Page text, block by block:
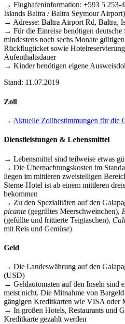
→ Flughafeninformation: +593 5 253-
Islands Baltra / Baltra Seymour Airport)
→ Adresse: Baltra Airport Rd, Baltra,
→ Für die Einreise benötigen deutsche
mindestens noch sechs Monate
Rückflugticket sowie
Aufenthaltsdauer
→ Kinder benötigen eigene
Stand: 11.07.2019
Zoll
→ Aktuelle Zollbestimmungen für die
Dienstleistungen & Lebensmittel
→ Lebensmittel sind teilweise etwas
→ Die Übernachtungskosten im
liegen im mittleren zweistelligen
Sterne-Hotel ist ab einem mittleren
bekommen
→ Zu den Spezialitäten auf den
picante (gegrilltes Meerschweinchen),
(gefüllte und frittierte Teigtaschen),
mit Reis und Gemüse)
Geld
→ Die Landeswährung auf den
(USD)
→ Geldautomaten auf den Inseln sind
meist nicht. Die Mitnahme von
gängigen Kreditkarten wie VISA oder
→ In großen Hotels, Restaurants und
Kreditkarte gezahlt werden